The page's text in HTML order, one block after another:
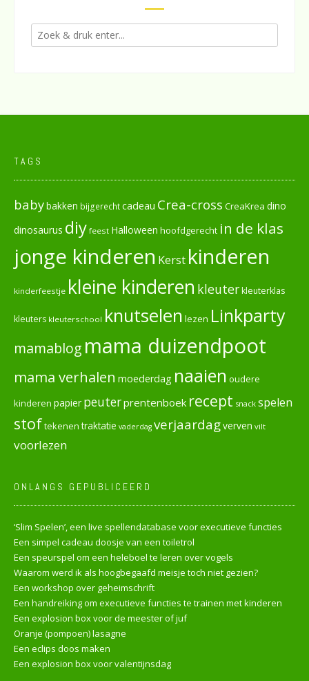
TAGS
babybakken bijgerechtcadeau Crea-cross CreaKrea dino
dinosaurus diy feest Halloween hoofdgerecht in de klas
jonge kinderen Kerst kinderen
kinderfeestje kleine kinderen kleuterkleuterklas
kleuters kleuterschool knutselen lezen Linkparty
mamablog mama duizendpoot
mama verhalen moederdag naaien oudere
kinderen papier peuterprentenboek recept snack spelen
stoftekenen traktatie vaderdag verjaardagverven vilt
voorlezen
ONLANGS GEPUBLICEERD
‘Slim Spelen’, een live spellendatabase voor executieve functies
Een simpel cadeau doosje van een toiletrol
Een speurspel om een heleboel te leren over vogels
Waarom werd ik als hoogbegaafd meisje toch niet gezien?
Een workshop over geheimschrift
Een handreiking om executieve functies te trainen met kinderen
Een explosion box voor de meester of juf
Oranje (pompoen) lasagne
Een eclips doos maken
Een explosion box voor valentijnsdag